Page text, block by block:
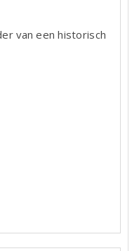
van een historisch